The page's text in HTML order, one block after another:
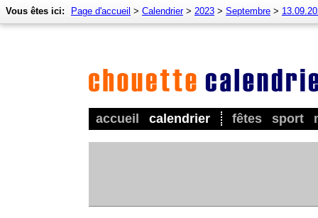
accueil calendrier fêtes sport
Vous êtes ici: Page d'accueil > Calendrier> 2023 > Septembre >